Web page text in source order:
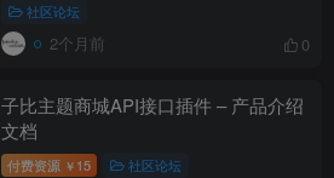
社区论坛
2个月前 0
子比主题商城API接口插件 – 产品介绍
文档
付费资源 ￥ 15 社区论坛